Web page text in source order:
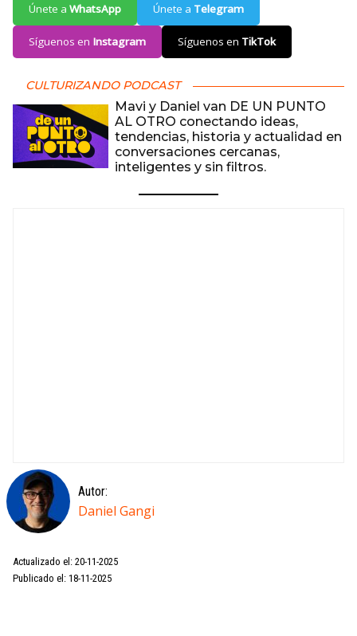
Únete a WhatsApp Únete a Telegram
Síguenos en Instagram Síguenos en TikTok
CULTURIZANDO PODCAST
Mavi y Daniel van DE UN PUNTO
AL OTRO conectando ideas,
tendencias, historia y actualidad en
conversaciones cercanas,
inteligentes y sin filtros.
Autor:
Daniel Gangi
Actualizado el: 20-11-2025
Publicado el: 18-11-2025